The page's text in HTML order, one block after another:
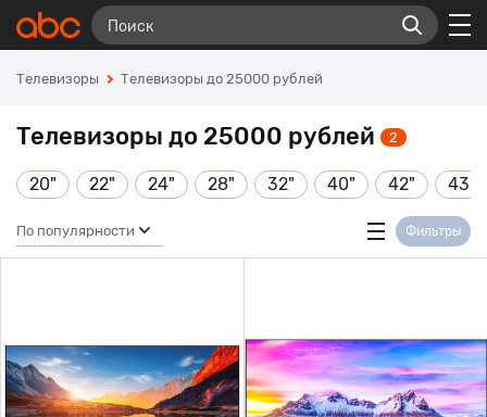
Телевизоры Телевизоры до 25000 рублей
Телевизоры до 25000 рублей 2
20" 22" 24" 28" 32" 40" 42" 43"
По популярности Фильтры